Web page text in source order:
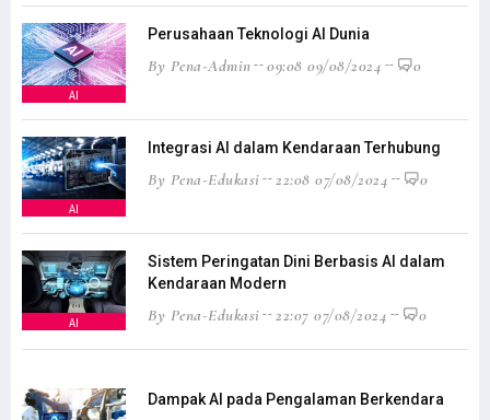
AI
Perusahaan Teknologi AI Dunia
By Pena-Admin 09:08 09/08/2024 0
AI
Integrasi AI dalam Kendaraan Terhubung
By Pena-Edukasi 22:08 07/08/2024 0
AI
Sistem Peringatan Dini Berbasis AI dalam
Kendaraan Modern
By Pena-Edukasi 22:07 07/08/2024 0
Dampak AI pada Pengalaman Berkendara